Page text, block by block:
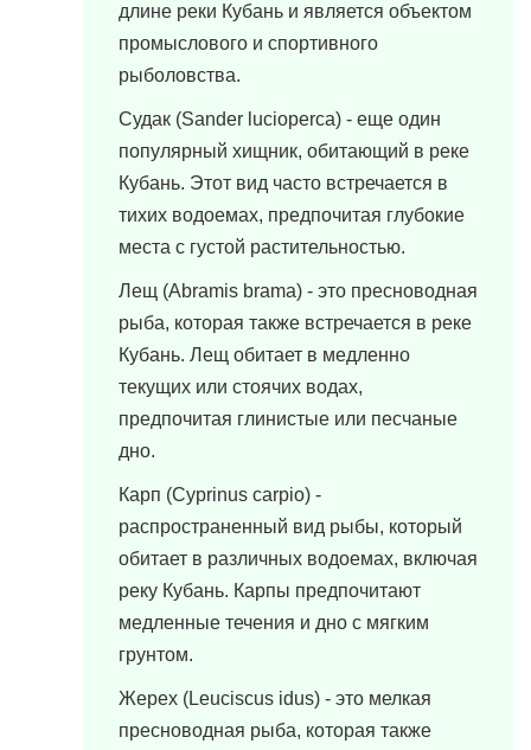
длине реки Кубань и является объектом
промыслового и спортивного
рыболовства.
Судак (Sander lucioperca) - еще один
популярный хищник, обитающий в реке
Кубань. Этот вид часто встречается в
тихих водоемах, предпочитая глубокие
места с густой растительностью.
Лещ (Abramis brama) - это пресноводная
рыба, которая также встречается в реке
Кубань. Лещ обитает в медленно
текущих или стоячих водах,
предпочитая глинистые или песчаные
дно.
Карп (Cyprinus carpio) -
распространенный вид рыбы, который
обитает в различных водоемах, включая
реку Кубань. Карпы предпочитают
медленные течения и дно с мягким
грунтом.
Жерех (Leuciscus idus) - это мелкая
пресноводная рыба, которая также